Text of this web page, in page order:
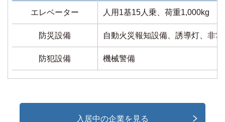
エレベーター 人用1基15人乗、荷重1,000kg
防災設備 自動火災報知設備、誘導灯、非
防犯設備 機械警備
入居中の企業を見る